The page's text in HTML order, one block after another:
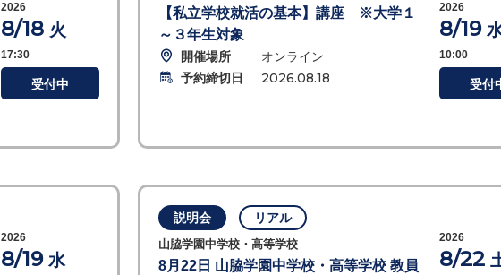
2026
8/18 火
17:30
受付中
【私立学校就活の基本】講座 ※大学１
～３年生対象
開催場所
オンライン
予約締切日
2026.08.18
2026
8/19
10:00
受付
2026
8/19 水
説明会 リアル
山脇学園中学校・高等学校
8月22日 山脇学園中学校・高等学校 教員
2026
8/22